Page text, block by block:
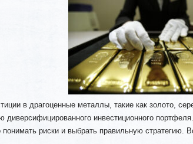
в драгоценные металлы, такие как золото,
диверсифицированного инвестиционного
понимать риски и выбрать правильную стратегию.